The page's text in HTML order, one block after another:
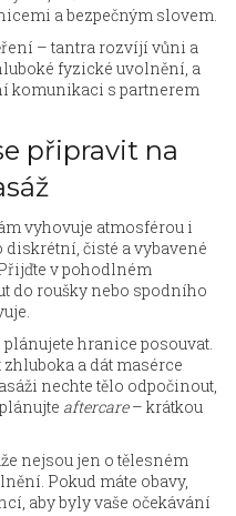
a bezpečným slovem.
– tantra rozvíjí vůni a
fyzické uvolnění, a
komunikaci s partnerem
připravit na
vyhovuje atmosférou i
diskrétní, čisté a vybavené
v pohodlném
do roušky nebo spodního
plánujete hranice posouvat.
a dát masérce
nechte tělo odpočinout,
aftercare– krátkou
nejsou jen o tělesném
Pokud máte obavy,
aby byly vaše očekávání